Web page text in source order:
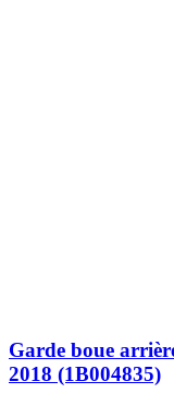
Garde boue
2018 (1B004835)